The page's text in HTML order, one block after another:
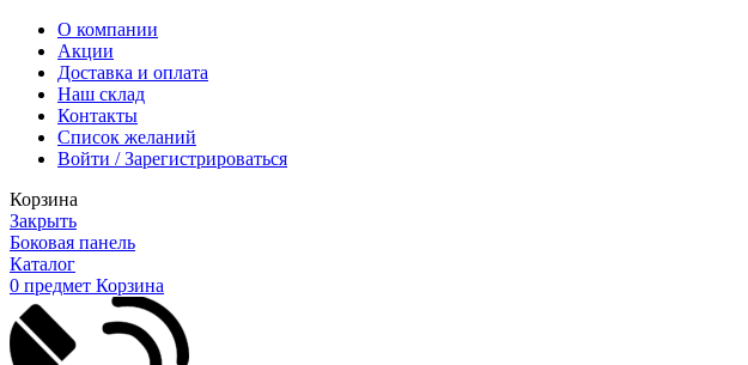
О компании
Акции
Доставка и оплата
Наш склад
Контакты
Список желаний
Войти / Зарегистрироваться
Корзина
Закрыть
Боковая панель
Каталог
0 предмет Корзина